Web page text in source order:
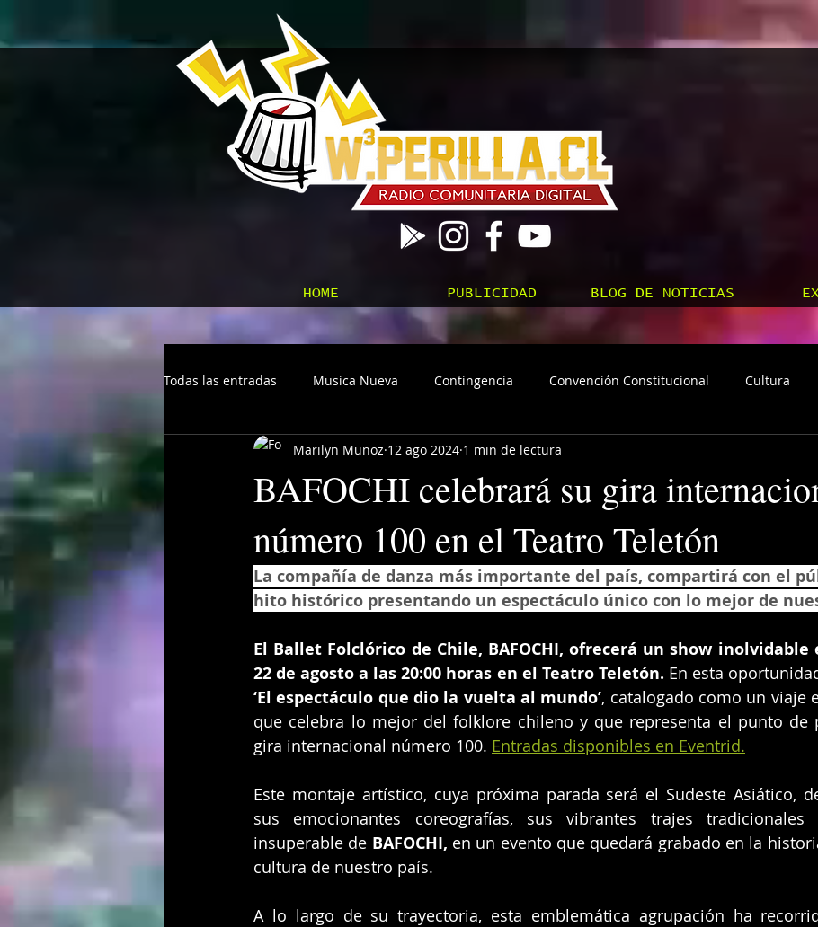
HOME PUBLICIDAD BLOG DE NOTICIAS
Todas las entradas Musica Nueva Contingencia Convención Constitucional Cultura
BAFOCHI celebrará su gira
número 100 en el Teatro Teletón
Marilyn Muñoz 12 ago 2024 1 min de lectura
La compañía de danza más importante del país, compartirá con el
hito histórico presentando un espectáculo único con lo mejor de
El Ballet Folclórico de Chile, BAFOCHI, ofrecerá un show inolvidable
22 de agosto a las 20:00 horas en el Teatro Teletón.
‘El espectáculo que dio la vuelta al mundo’, catalogado como un viaje
que celebra lo mejor del folklore chileno y que representa el punto de
gira internacional número 100. Entradas disponibles en Eventrid.
Este montaje artístico, cuya próxima parada será el Sudeste Asiático,
sus emocionantes coreografías, sus vibrantes trajes
insuperable de BAFOCHI, en un evento que quedará grabado en la
cultura de nuestro país.
A lo largo de su trayectoria, esta emblemática agrupación ha